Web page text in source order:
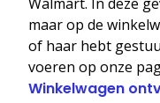
maar op de
of haar hebt
voeren op onze
Winkelwagen